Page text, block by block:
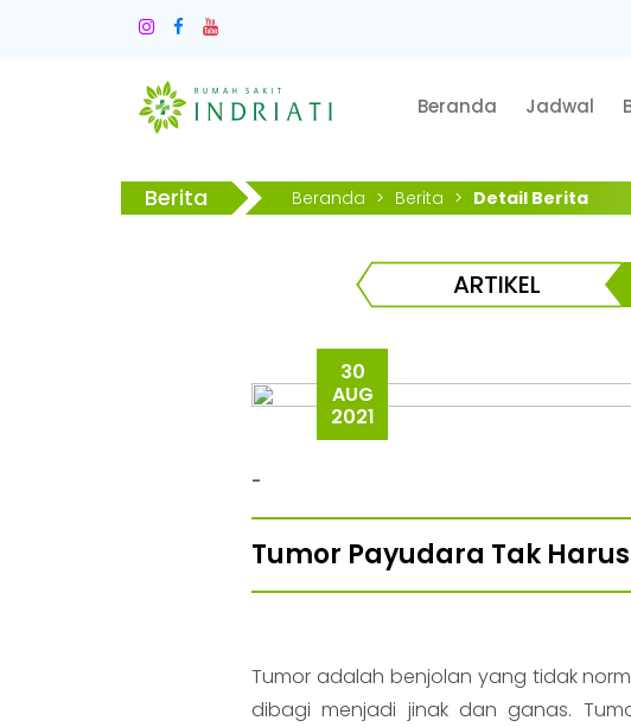
Beranda Jadwal
Berita Beranda > Berita > Detail Berita
ARTIKEL
30
AUG
2021
-
Tumor Payudara Tak
Tumor adalah benjolan yang tidak
dibagi menjadi jinak dan ganas.